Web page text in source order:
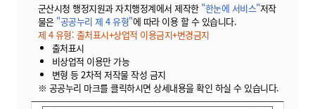
군산시청 행정지원과 자치행정계에서 제작한 "한눈에 서비스"저작
물은 "공공누리 제 4 유형"에 따라 이용 할 수 있습니다.
제 4 유형: 출처표시+상업적 이용금지+변경금지
출처표시
비상업적 이용만 가능
변형 등 2차적 저작물 작성 금지
※ 공공누리 마크를 클릭하시면 상세내용을 확인 하실 수 있습니다.